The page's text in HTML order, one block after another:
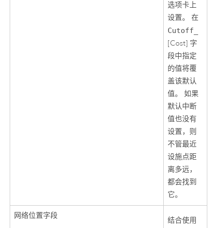
选项卡上
设置。 在
Cutoff_
[Cost] 字
段中指定
的值将覆
盖该默认
值。 如果
默认中断
值也没有
设置，则
不管最近
设施点距
离多远，
都会找到
它。
网络位置字段
结合使用